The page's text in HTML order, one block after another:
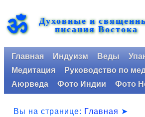
ॐ Духовные и
писания Востока
Главная Индуизм Веды
Медитация
Руководство по
Аюрведа
Фото Индии Фото
Вы на странице: Главная ➤